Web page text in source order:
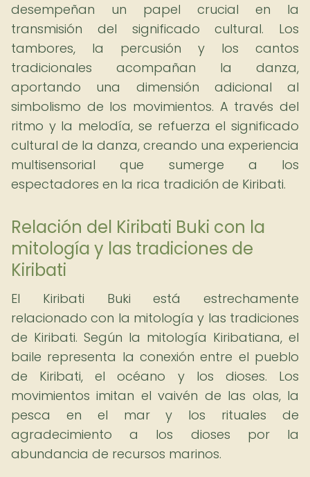
desempeñan un papel crucial en la
transmisión del significado cultural. Los
tambores, la percusión y los cantos
tradicionales acompañan la danza,
aportando una dimensión adicional al
simbolismo de los movimientos. A través del
ritmo y la melodía, se refuerza el significado
cultural de la danza, creando una experiencia
multisensorial que sumerge a los
espectadores en la rica tradición de Kiribati.
Relación del Kiribati Buki con la
mitología y las tradiciones de
Kiribati
El Kiribati Buki está estrechamente
relacionado con la mitología y las tradiciones
de Kiribati. Según la mitología Kiribatiana, el
baile representa la conexión entre el pueblo
de Kiribati, el océano y los dioses. Los
movimientos imitan el vaivén de las olas, la
pesca en el mar y los rituales de
agradecimiento a los dioses por la
abundancia de recursos marinos.